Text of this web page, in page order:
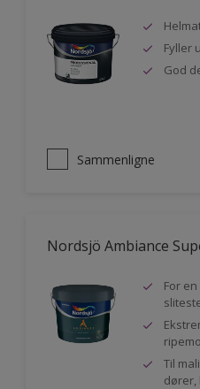
Fyller
God
Sammenligne
Nordsjö Ambiance
For
Til
dører,